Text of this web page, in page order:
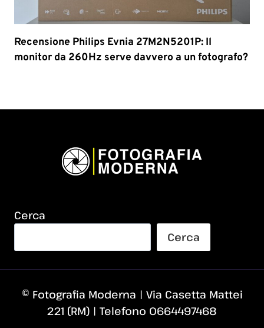
Recensione Philips Evnia 27M2N5201P: Il
monitor da 260Hz serve davvero a un fotografo?
Cerca
Cerca
© Fotografia Moderna | Via Casetta Mattei
221 (RM) | Telefono 0664497468